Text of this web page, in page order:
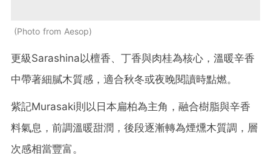
Photo from Aesop
更級Sarashina以檀香、丁香與肉桂為核心，溫暖辛香
中帶著細膩木質感，適合秋冬或夜晚閱讀時點燃。
紫記Murasaki則以日本扁柏為主角，融合樹脂與辛香
料氣息，前調溫暖甜潤，後段逐漸轉為煙燻木質調，層
次感相當豐富。